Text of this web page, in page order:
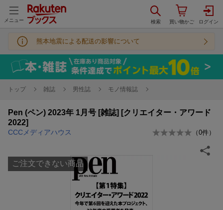
メニュー
熊本地震による配送の影響について
トップ 雑誌 男性誌 モノ情報誌
Pen (ペン) 2023年 1月号 [雑誌] [クリエイター・アワード
2022]
CCCメディアハウス （0件）
ご注文できない商品